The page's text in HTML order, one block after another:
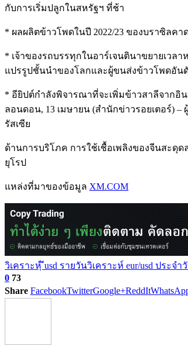
กับการเริ่มปลูกในสหรัฐฯ ที่ช้า
* ผลผลิตข้าวโพดในปี 2022/23 ของบราซิลค
* เจ้าของรถบรรทุกในอาร์เจนตินาขยายเว
แปรรูปชั้นนำของโลกและผู้ขนส่งข้าวโพดอัน
* อียิปต์กำลังพิจารณาที่จะเพิ่มข้าวสาลีจากอิ
ลอนดอน, 13 เมษายน (สำนักข่าวรอยเตอร์)
รัสเซีย
ด้านการบริโภค การใช้เชื้อเพลิงของจีนสะดุ
ยุโรป
แหล่งที่มาของข้อมูล XM.COM
วิเคราะหฺ์ ีusd รายวันวิเคราะห์ eur/usd ประจำ
0 73
Share FacebookTwitterGoogle+ReddIt